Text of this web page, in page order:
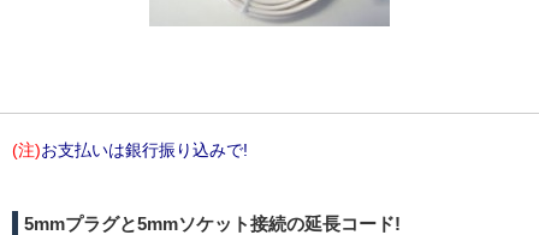
(注)お支払いは銀行振り込みで!
5mmプラグと5mmソケット接続の延長コード!